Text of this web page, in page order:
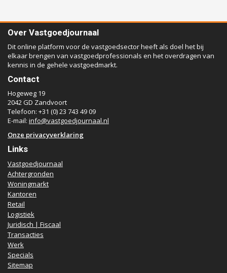
Over Vastgoedjournaal
Dit online platform voor de vastgoedsector heeft als doel het bij
elkaar brengen van vastgoedprofessionals en het overdragen van
kennis in de gehele vastgoedmarkt.
Contact
Hogeweg 19
2042 GD Zandvoort
Telefoon: +31 (0) 23 743 49 09
E-mail: info@vastgoedjournaal.nl
Onze privacyverklaring
Links
Vastgoedjournaal
Achtergronden
Woningmarkt
Kantoren
Retail
Logistiek
Juridisch | Fiscaal
Transacties
Werk
Specials
Sitemap